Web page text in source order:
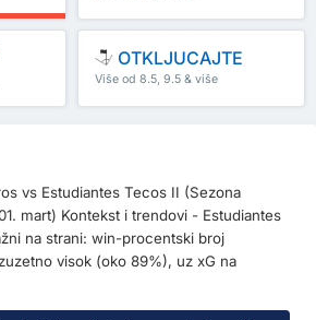
OTKLJUCAJTE
Više od 8.5, 9.5 & više
vs Estudiantes Tecos II (Sezona
mart) Kontekst i trendovi - Estudiantes
na strani: win-procentski broj
visok (oko 89%), uz xG na